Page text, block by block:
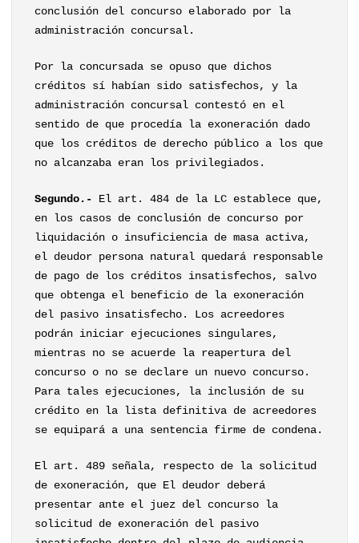
conclusión del concurso elaborado por la
administración concursal.
Por la concursada se opuso que dichos
créditos sí habían sido satisfechos, y la
administración concursal contestó en el
sentido de que procedía la exoneración dado
que los créditos de derecho público a los que
no alcanzaba eran los privilegiados.
Segundo.- El art. 484 de la LC establece que,
en los casos de conclusión de concurso por
liquidación o insuficiencia de masa activa,
el deudor persona natural quedará responsable
de pago de los créditos insatisfechos, salvo
que obtenga el beneficio de la exoneración
del pasivo insatisfecho. Los acreedores
podrán iniciar ejecuciones singulares,
mientras no se acuerde la reapertura del
concurso o no se declare un nuevo concurso.
Para tales ejecuciones, la inclusión de su
crédito en la lista definitiva de acreedores
se equipará a una sentencia firme de condena.
El art. 489 señala, respecto de la solicitud
de exoneración, que El deudor deberá
presentar ante el juez del concurso la
solicitud de exoneración del pasivo